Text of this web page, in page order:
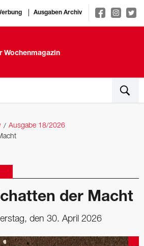
Ausgaben Archiv
Wochenmagazin
Ausgabe 18/2026
der Macht
den 30. April 2026